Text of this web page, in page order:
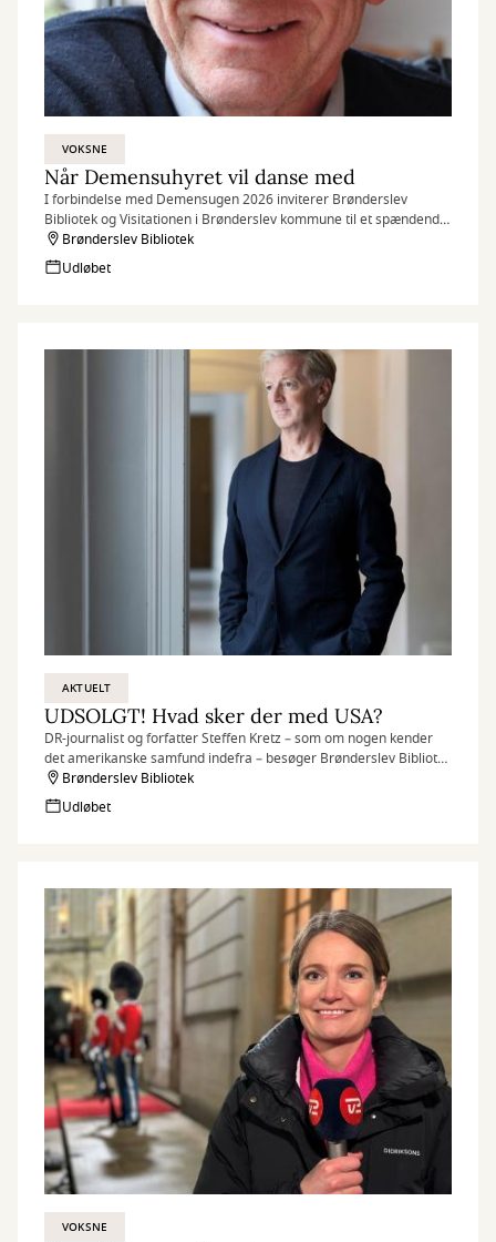
VOKSNE
Når Demensuhyret vil danse med
I forbindelse med Demensugen 2026 inviterer Brønderslev
Bibliotek og Visitationen i Brønderslev kommune til et spændende
foredrag med Eli Sander Kristensen (f. 1947) som har levet med
demens på tæt hold som ægtefælle og primær pårørende.
Brønderslev Bibliotek
Udløbet
AKTUELT
UDSOLGT! Hvad sker der med USA?
DR-journalist og forfatter Steffen Kretz – som om nogen kender
det amerikanske samfund indefra – besøger Brønderslev Bibliotek
med et unikt og meget aktuelt foredrag.
Brønderslev Bibliotek
Udløbet
VOKSNE